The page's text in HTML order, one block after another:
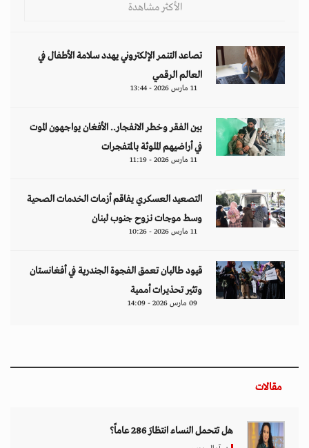
الأكثر مشاهدة
تصاعد التنمر الإلكتروني يهدد سلامة الأطفال في
العالم الرقمي
11 مارس 2026 - 13:44
بين الفقر وخطر الانفجار.. الأفغان يواجهون الموت
في أراضيهم الملوثة بالمتفجرات
11 مارس 2026 - 11:19
التصعيد العسكري يفاقم أزمات الخدمات الصحية
وسط موجات نزوح جنوب لبنان
11 مارس 2026 - 10:26
قيود طالبان تعمق الفجوة الجندرية في أفغانستان
وتثير تحذيرات أممية
09 مارس 2026 - 14:09
مقالات
هل تتحمل النساء انتظارَ 286 عاماً؟